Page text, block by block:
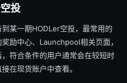
投
某一期HODLer空投，最常用的
励中心、Launchpool相关页面，
符合条件的用户通常会在较短时
在现货账户中查看。